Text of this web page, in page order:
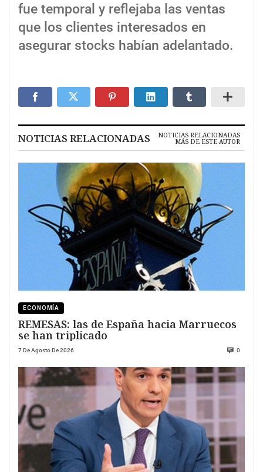
fue temporal y reflejaba las ventas
que los clientes interesados en
asegurar stocks habían adelantado.
NOTICIAS RELACIONADAS NOTICIAS RELACIONADAS
MÁS DE ESTE AUTOR
ECONOMÍA
REMESAS: las de España hacia Marruecos
se han triplicado
7 De Agosto De 2026 0